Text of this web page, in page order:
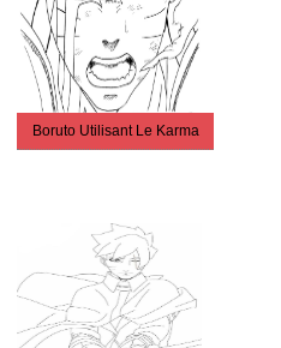
Boruto Utilisant Le Karma